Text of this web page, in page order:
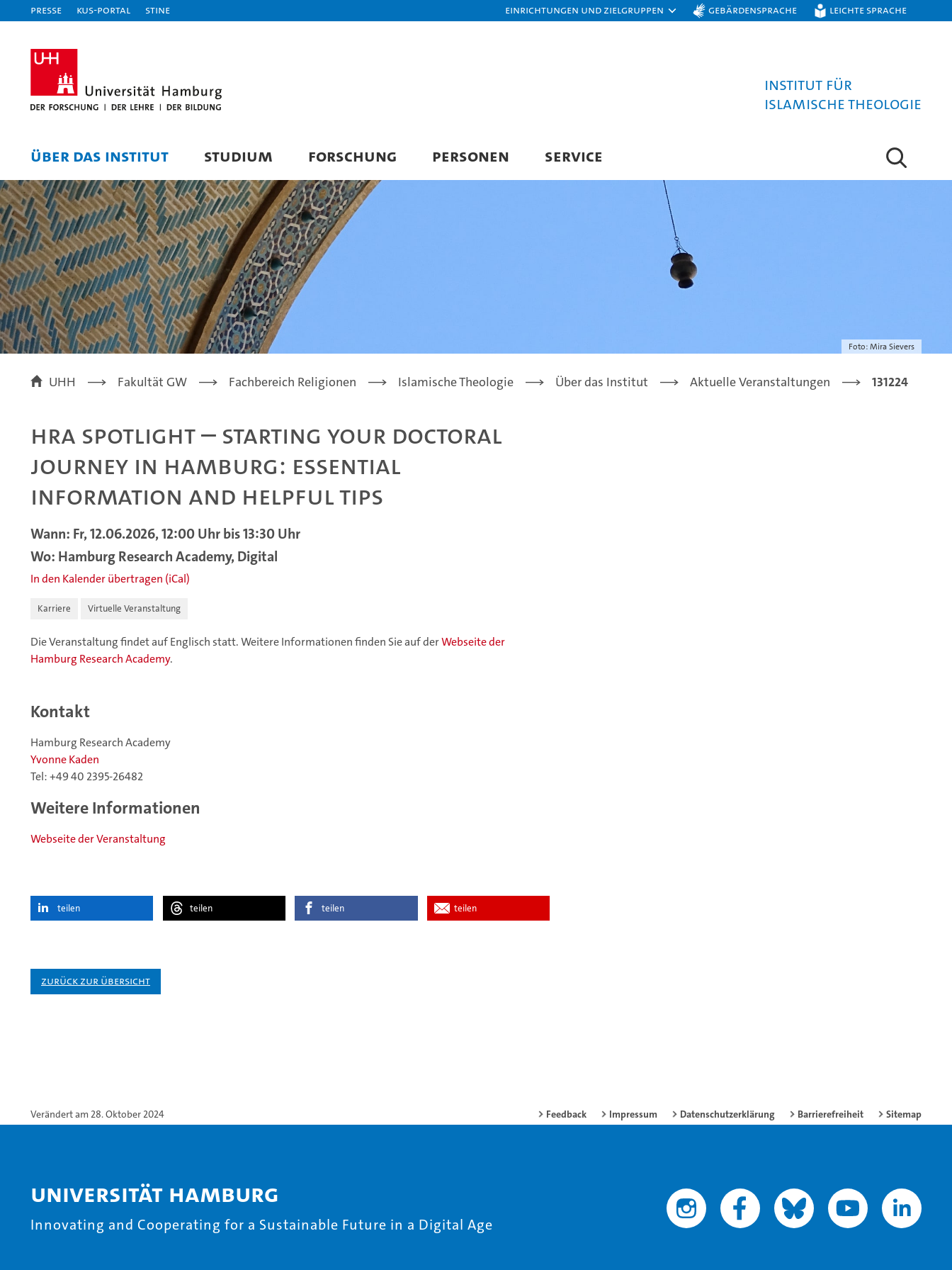
Presse KUS-Portal STiNE Einrichtungen und Zielgruppen Gebärdensprache Leichte Sprache
Institut für
Islamische Theologie
ÜBER DAS INSTITUT STUDIUM FORSCHUNG PERSONEN SERVICE
Foto: Mira Sievers
UHH Fakultät GW Fachbereich Religionen Islamische Theologie Über das Institut Aktuelle Veranstaltungen 131224
HRA Spotlight – Starting your Doctoral
Journey in Hamburg: Essential
Information and Helpful Tips
Wann: Fr, 12.06.2026, 12:00 Uhr bis 13:30 Uhr
Wo: Hamburg Research Academy, Digital
In den Kalender übertragen (iCal)
Karriere Virtuelle Veranstaltung
Die Veranstaltung findet auf Englisch statt. Weitere Informationen finden Sie auf derWebseite der
Hamburg Research Academy.
Kontakt
Hamburg Research Academy
Yvonne Kaden
Tel: +49 40 2395-26482
Weitere Informationen
Webseite der Veranstaltung
teilen teilen teilen teilen
Zurück zur Übersicht
Verändert am 28. Oktober 2024 Feedback Impressum Datenschutzerklärung Barrierefreiheit Sitemap
Universität Hamburg
Innovating and Cooperating for a Sustainable Future in a Digital Age